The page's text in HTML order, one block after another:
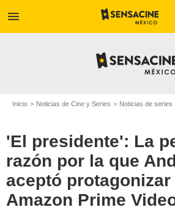
menu
Inicio Noticias de Cine y Series Noticias de series
'El presidente': La
razón por la que
aceptó
Amazon Prime